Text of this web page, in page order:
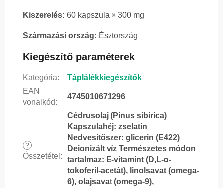
Kiszerelés: 60 kapszula × 300 mg
Származási ország: Észtország
Kiegészítő paraméterek
Kategória:
Táplálékkiegészítők
EAN
vonalkód:
4745010671296
?
Összetétel :
Cédrusolaj (Pinus sibirica)
Kapszulahéj: zselatin
Nedvesítőszer: glicerin (E422)
Deionizált víz Természetes módon
tartalmaz: E-vitamint (D,L-α-
tokoferil-acetát), linolsavat (omega-
6), olajsavat (omega-9),